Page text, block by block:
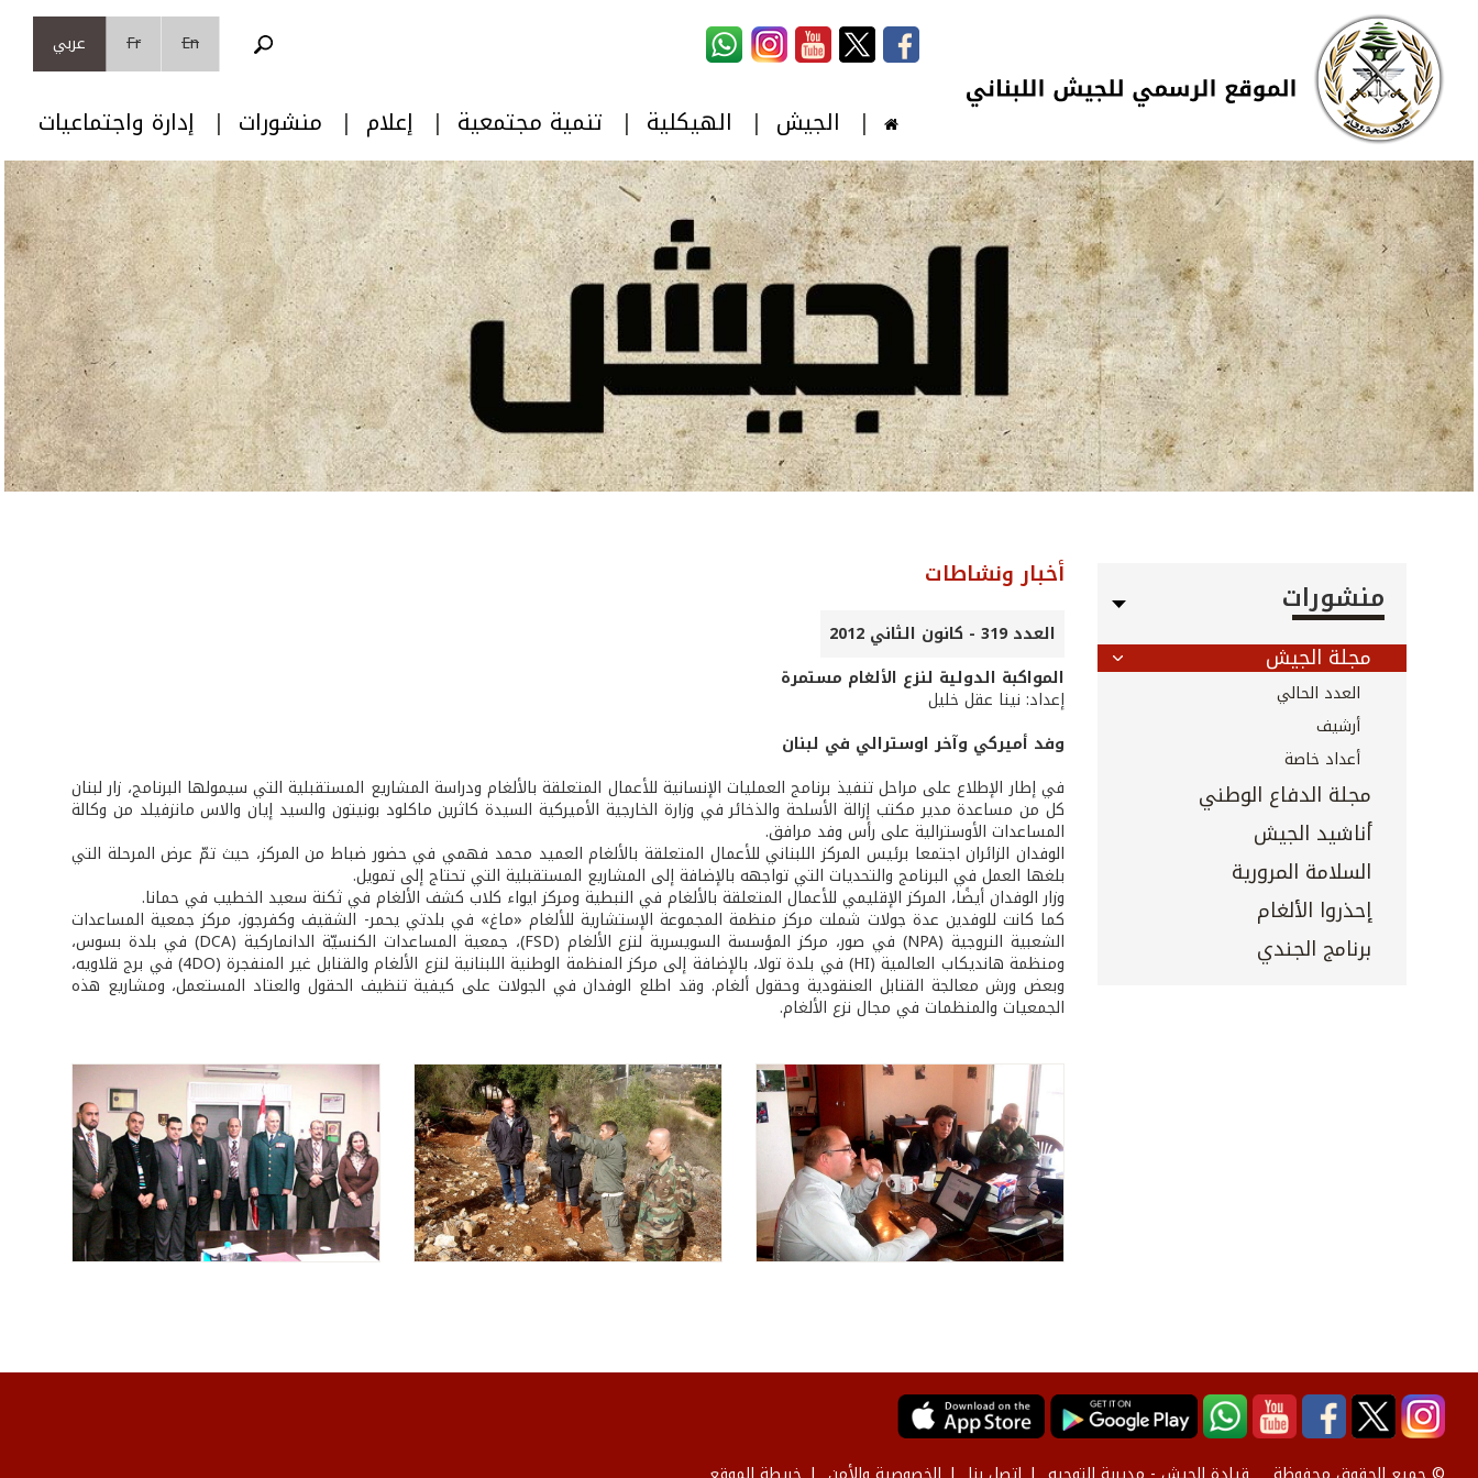
تجاوز إلى المحتوى الرئيسي
Skip to navigation
En
Fr عربي
الجيش الهيكلية تنمية مجتمعية إعلام منشورات إدارة واجتماعيات
منشورات
مجلة الجيش
العدد الحالي
أرشيف
أعداد خاصة
مجلة الدفاع الوطني
أناشيد الجيش
السلامة المرورية
إحذروا الألغام
برنامج الجندي
أخبار ونشاطات
العدد 319 - كانون الثاني 2012
المواكبة الدولية لنزع الألغام مستمرة
إعداد: نينا عقل خليل
وفد أميركي وآخر اوسترالي في لبنان
في إطار الإطلاع على مراحل تنفيذ برنامج العمليات الإنسانية للأعمال المتعلقة بالألغام ودراسة المشاريع المستقبلية التي سيمولها البرنامج، زار لبنان
كل من مساعدة مدير مكتب إزالة الأسلحة والذخائر في وزارة الخارجية الأميركية السيدة كاثرين ماكلود بونيتون والسيد إيان والاس مانزفيلد من وكالة
المساعدات الأوسترالية على رأس وفد مرافق.
الوفدان الزائران اجتمعا برئيس المركز اللبناني للأعمال المتعلقة بالألغام العميد محمد فهمي في حضور ضباط من المركز، حيث تمّ عرض المرحلة التي
بلغها العمل في البرنامج والتحديات التي تواجهه بالإضافة إلى المشاريع المستقبلية التي تحتاج إلى تمويل.
وزار الوفدان أيضًا، المركز الإقليمي للأعمال المتعلقة بالألغام في النبطية ومركز ايواء كلاب كشف الألغام في ثكنة سعيد الخطيب في حمانا.
كما كانت للوفدين عدة جولات شملت مركز منظمة المجموعة الإستشارية للألغام «ماغ» في بلدتي يحمر- الشقيف وكفرجوز، مركز جمعية المساعدات
الشعبية النروجية (NPA) في صور، مركز المؤسسة السويسرية لنزع الألغام (FSD)، جمعية المساعدات الكنسيّة الدانماركية (DCA) في بلدة بسوس،
ومنظمة هانديكاب العالمية (HI) في بلدة تولا، بالإضافة إلى مركز المنظمة الوطنية اللبنانية لنزع الألغام والقنابل غير المنفجرة (4DO) في برج قلاويه،
وبعض ورش معالجة القنابل العنقودية وحقول ألغام. وقد اطلع الوفدان في الجولات على كيفية تنظيف الحقول والعتاد المستعمل، ومشاريع هذه
الجمعيات والمنظمات في مجال نزع الألغام.